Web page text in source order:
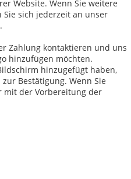
Website. Wenn Sie weitere
sich jederzeit an unser
Zahlung kontaktieren und uns
hinzufügen möchten.
hinzugefügt haben,
Bestätigung. Wenn Sie
mit der Vorbereitung der